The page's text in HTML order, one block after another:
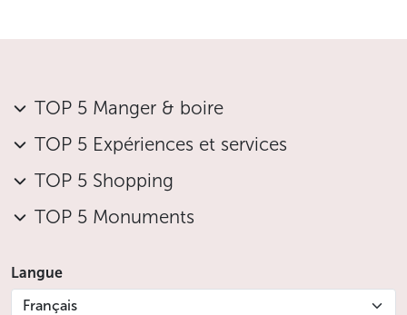
TOP 5 Manger & boire
TOP 5 Expériences et services
TOP 5 Shopping
TOP 5 Monuments
Langue
Français